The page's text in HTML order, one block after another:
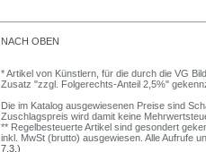
NACH OBEN
* Artikel von Künstlern, für die durch die VG
Zusatz "zzgl. Folgerechts-Anteil 2,5%"
Die im Katalog ausgewiesenen Preise sind
Zuschlagspreis wird damit keine
** Regelbesteuerte Artikel sind gesondert
inkl. MwSt (brutto) ausgewiesen. Alle Aufrufe
7.3.)